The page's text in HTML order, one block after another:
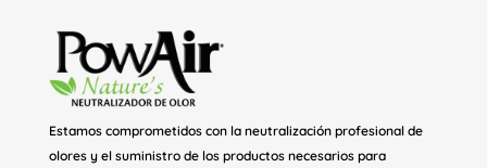
Estamos comprometidos con la neutralización profesional de
olores y el suministro de los productos necesarios para